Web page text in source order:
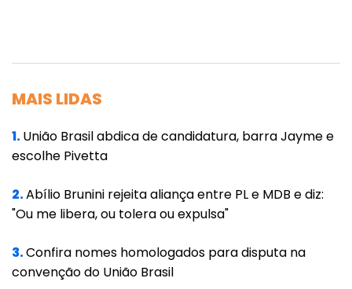
cirurgia. O benefício foi concedido por 90 dias.
pneumonia bacteriana.
Agência Brasil e da assessoria do Supremo
MAIS LIDAS
1.União Brasil abdica de candidatura, barra Jayme e
escolhe Pivetta
2.Abílio Brunini rejeita aliança entre PL e MDB e diz:
"Ou me libera, ou tolera ou expulsa"
3.Confira nomes homologados para disputa na
convenção do União Brasil